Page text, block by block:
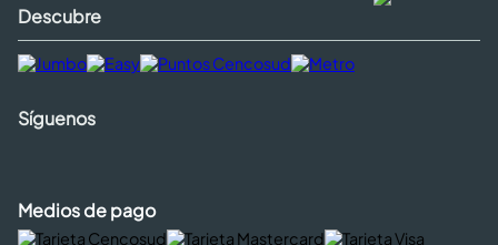
Descubre
Síguenos
Medios de pago